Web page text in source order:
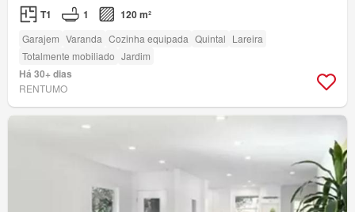
T1 1 120 m²
Garajem Varanda Cozinha equipada Quintal Lareira
Totalmente mobiliado Jardim
Há 30+ dias
RENTUMO